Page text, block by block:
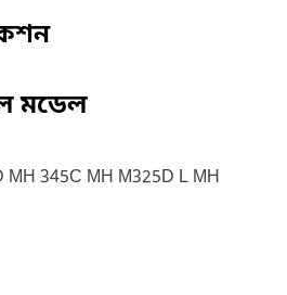
মডেল
345C MH M325D L MH